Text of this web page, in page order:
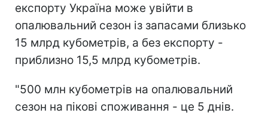
експорту Україна може увійти в
опалювальний сезон із запасами близько
15 млрд кубометрів, а без експорту -
приблизно 15,5 млрд кубометрів.
"500 млн кубометрів на опалювальний
сезон на пікові споживання - це 5 днів.